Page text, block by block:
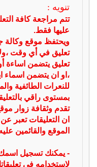
تنويه :
تتم مراجعة كافة
عليها فقط.
ويحتفظ موقع وكالة
تعليق في أي وقت
تعليق يتضمن اساءة
،او ان يتضمن اسماء
للنعرات الطائفية
بمستوى راقي
تقدم وثقافة زوار
ان التعليقات تعبر
الموقع والقائمين
- يمكنك تسجيل
لإستخدامه في